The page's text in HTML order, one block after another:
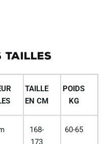
TAILLES
TAILLE
EN CM
POIDS
KG
168-
173
60-65